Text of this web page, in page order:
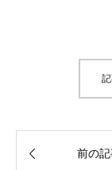
 前の記